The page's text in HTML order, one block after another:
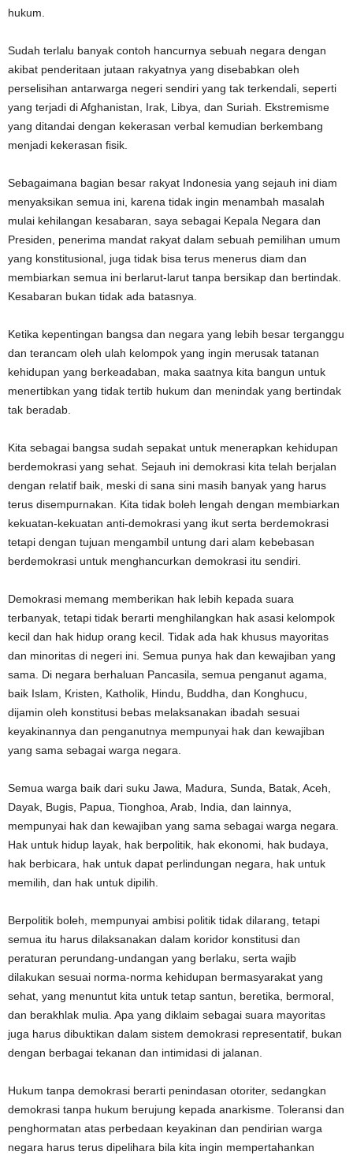
hukum.
Sudah terlalu banyak contoh hancurnya sebuah negara dengan
akibat penderitaan jutaan rakyatnya yang disebabkan oleh
perselisihan antarwarga negeri sendiri yang tak terkendali, seperti
yang terjadi di Afghanistan, Irak, Libya, dan Suriah. Ekstremisme
yang ditandai dengan kekerasan verbal kemudian berkembang
menjadi kekerasan fisik.
Sebagaimana bagian besar rakyat Indonesia yang sejauh ini diam
menyaksikan semua ini, karena tidak ingin menambah masalah
mulai kehilangan kesabaran, saya sebagai Kepala Negara dan
Presiden, penerima mandat rakyat dalam sebuah pemilihan umum
yang konstitusional, juga tidak bisa terus menerus diam dan
membiarkan semua ini berlarut-larut tanpa bersikap dan bertindak.
Kesabaran bukan tidak ada batasnya.
Ketika kepentingan bangsa dan negara yang lebih besar terganggu
dan terancam oleh ulah kelompok yang ingin merusak tatanan
kehidupan yang berkeadaban, maka saatnya kita bangun untuk
menertibkan yang tidak tertib hukum dan menindak yang bertindak
tak beradab.
Kita sebagai bangsa sudah sepakat untuk menerapkan kehidupan
berdemokrasi yang sehat. Sejauh ini demokrasi kita telah berjalan
dengan relatif baik, meski di sana sini masih banyak yang harus
terus disempurnakan. Kita tidak boleh lengah dengan membiarkan
kekuatan-kekuatan anti-demokrasi yang ikut serta berdemokrasi
tetapi dengan tujuan mengambil untung dari alam kebebasan
berdemokrasi untuk menghancurkan demokrasi itu sendiri.
Demokrasi memang memberikan hak lebih kepada suara
terbanyak, tetapi tidak berarti menghilangkan hak asasi kelompok
kecil dan hak hidup orang kecil. Tidak ada hak khusus mayoritas
dan minoritas di negeri ini. Semua punya hak dan kewajiban yang
sama. Di negara berhaluan Pancasila, semua penganut agama,
baik Islam, Kristen, Katholik, Hindu, Buddha, dan Konghucu,
dijamin oleh konstitusi bebas melaksanakan ibadah sesuai
keyakinannya dan penganutnya mempunyai hak dan kewajiban
yang sama sebagai warga negara.
Semua warga baik dari suku Jawa, Madura, Sunda, Batak, Aceh,
Dayak, Bugis, Papua, Tionghoa, Arab, India, dan lainnya,
mempunyai hak dan kewajiban yang sama sebagai warga negara.
Hak untuk hidup layak, hak berpolitik, hak ekonomi, hak budaya,
hak berbicara, hak untuk dapat perlindungan negara, hak untuk
memilih, dan hak untuk dipilih.
Berpolitik boleh, mempunyai ambisi politik tidak dilarang, tetapi
semua itu harus dilaksanakan dalam koridor konstitusi dan
peraturan perundang-undangan yang berlaku, serta wajib
dilakukan sesuai norma-norma kehidupan bermasyarakat yang
sehat, yang menuntut kita untuk tetap santun, beretika, bermoral,
dan berakhlak mulia. Apa yang diklaim sebagai suara mayoritas
juga harus dibuktikan dalam sistem demokrasi representatif, bukan
dengan berbagai tekanan dan intimidasi di jalanan.
Hukum tanpa demokrasi berarti penindasan otoriter, sedangkan
demokrasi tanpa hukum berujung kepada anarkisme. Toleransi dan
penghormatan atas perbedaan keyakinan dan pendirian warga
negara harus terus dipelihara bila kita ingin mempertahankan